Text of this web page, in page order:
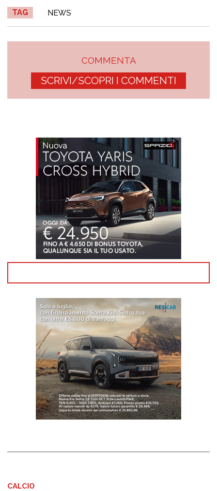
TAG NEWS
COMMENTA
SCRIVI/SCOPRI I COMMENTI
CALCIO